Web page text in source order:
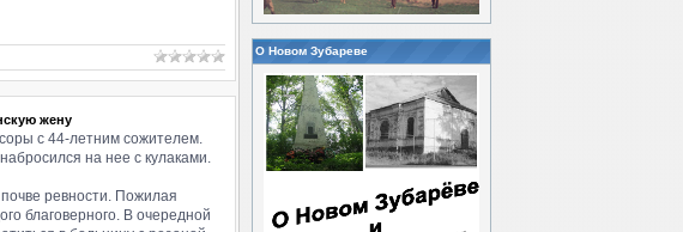
жену
с 44-летним сожителем.
на нее с кулаками.
ревности. Пожилая
благоверного. В очередной
О Новом Зубареве